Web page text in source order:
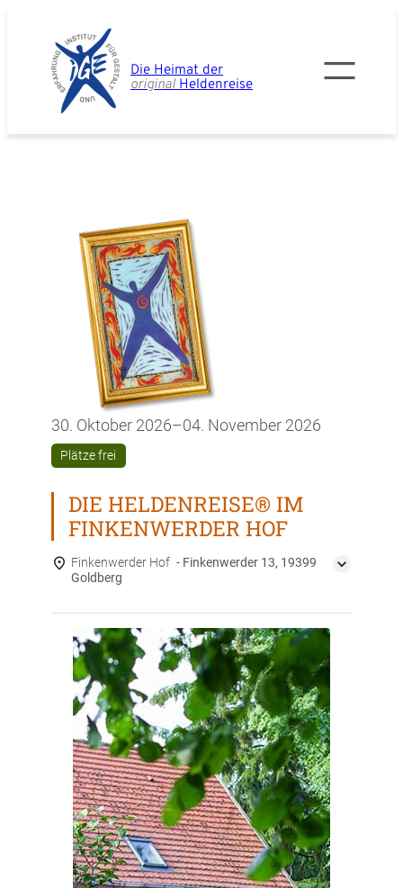
springen
Die Heimat der
originalHeldenreise
30. Oktober 2026–04. November 2026
Plätze frei
DIE HELDENREISE® IM
FINKENWERDER HOF
Finkenwerder Hof
Finkenwerder 13, 19399
Goldberg